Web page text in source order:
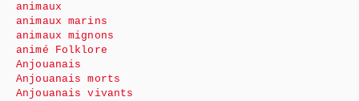
animaux
animaux marins
animaux mignons
animé Folklore
Anjouanais
Anjouanais morts
Anjouanais vivants